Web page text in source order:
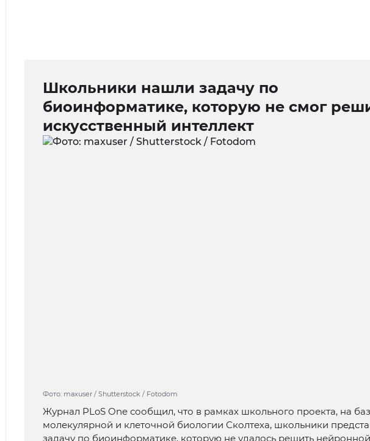
Школьники нашли задачу по
биоинформатике, которую не смог
искусственный интеллект
Фото: maxuser / Shutterstock / Fotodom
Журнал PLoS One сообщил, что в рамках школьного проекта, на
молекулярной и клеточной биологии Сколтеха, школьники
задачу по биоинформатике, которую не удалось решить